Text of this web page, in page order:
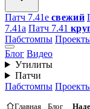
Патч 7.41e свежий
7.41а Патч 7.41
Пабстомпы
Блог Видео
Утилиты
Патчи
Пабстомпы
Главная Блог